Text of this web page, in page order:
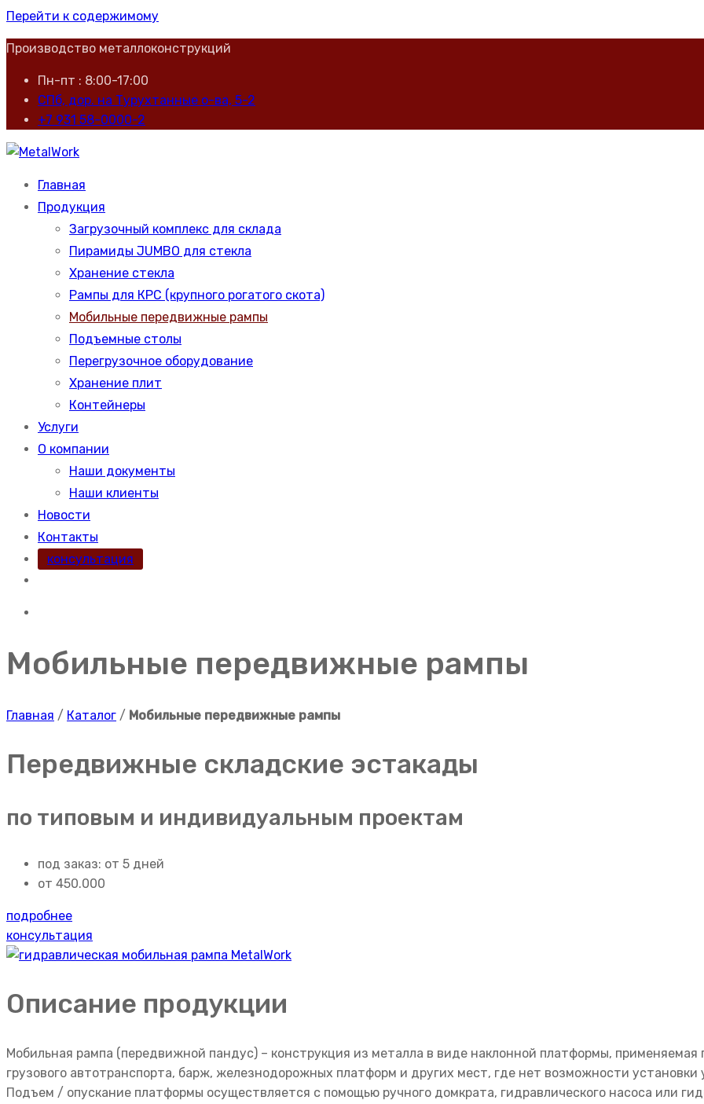
Перейти к содержимому
Производство металлоконструкций
Пн-пт : 8:00-17:00
СПб, дор. на Турухтанные о-ва, 5-2
+7 931 58-0000-2
MetalWork
Производство металлоконструкций
Главная
Продукция
Загрузочный комплекс для склада
Пирамиды JUMBO для стекла
Хранение стекла
Рампы для КРС (крупного рогатого скота)
Мобильные передвижные рампы
Подъемные столы
Перегрузочное оборудование
Хранение плит
Контейнеры
Услуги
О компании
Наши документы
Наши клиенты
Новости
Контакты
консультация
Мобильные передвижные рампы
Главная / Каталог / Мобильные передвижные рампы
Передвижные складские эстакады
по типовым и индивидуальным проектам
под заказ: от 5 дней
от 450.000
подробнее
консультация
Описание продукции
Мобильная рампа (передвижной пандус) – конструкция из металла в виде наклонной платформы, применяемая
грузового автотранспорта, барж, железнодорожных платформ и других мест, где нет возможности
Подъем / опускание платформы осуществляется с помощью ручного домкрата, гидравлического насоса или